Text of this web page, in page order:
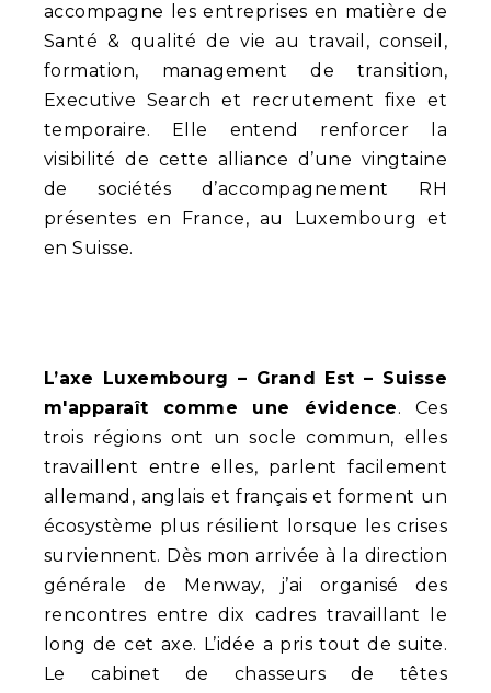
accompagne les entreprises en matière de
Santé & qualité de vie au travail, conseil,
formation, management de transition,
Executive Search et recrutement fixe et
temporaire. Elle entend renforcer la
visibilité de cette alliance d’une vingtaine
de sociétés d’accompagnement RH
présentes en France, au Luxembourg et
en Suisse.
L’axe Luxembourg – Grand Est – Suisse
m'apparaît comme une évidence. Ces
trois régions ont un socle commun, elles
travaillent entre elles, parlent facilement
allemand, anglais et français et forment un
écosystème plus résilient lorsque les crises
surviennent. Dès mon arrivée à la direction
générale de Menway, j’ai organisé des
rencontres entre dix cadres travaillant le
long de cet axe. L’idée a pris tout de suite.
Le cabinet de chasseurs de têtes